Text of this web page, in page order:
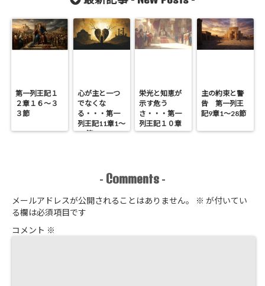
第一列王記１
２章１６～３
３節
心が主と一つ
でなくな
る・・・第一
列王記11章1～
25節
栄光と知恵が
示す危う
さ・・・第一
列王記１０章
主の約束と警
告 第一列王
記9章1～28節
- Comments -
メールアドレスが公開されることはありません。 ※ が付いてい
る欄は必須項目です
コメント ※